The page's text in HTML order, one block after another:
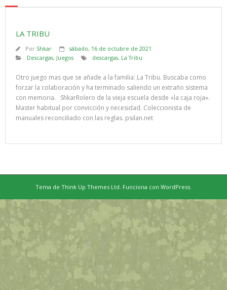
LA TRIBU
Por Shkar
sábado, 16 de octubre de 2021
Descargas, Juegos descargas, La Tribu
Otro juego mas que se añade a la familia: La Tribu. Buscaba como
forzar la colaboración y ha terminado saliendo un extraño sistema
con memoria. ShkarRolero de la vieja escuela desde «la caja roja».
Master habitual por convicción y necesidad. Coleccionista de
manuales reconciliado con las reglas. psilan.net
Tema de Think Up Themes Ltd . Funciona con WordPress